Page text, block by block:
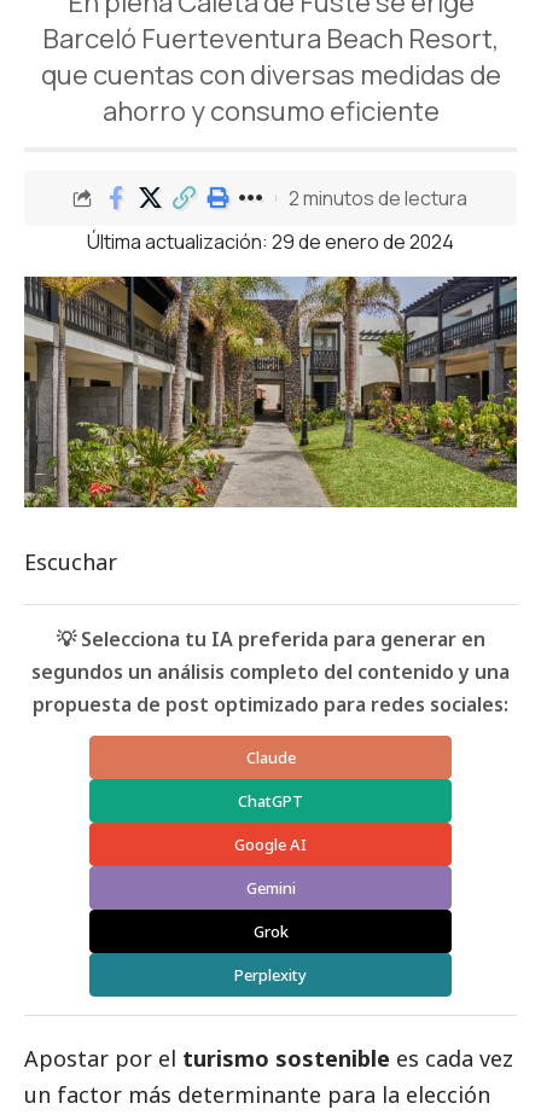
Barceló Fuerteventura Beach Resort,
que cuentas con diversas medidas de
ahorro y consumo eficiente
Última actualización: 29 de enero de 2024
2 minutos de lectura
Escuchar
💡 Selecciona tu IA preferida para generar en
segundos un análisis completo del contenido y una
propuesta de post optimizado para redes sociales:
Claude
ChatGPT
Google AI
Gemini
Grok
Perplexity
Apostar por el turismo sostenible es cada vez
un factor más determinante para la elección